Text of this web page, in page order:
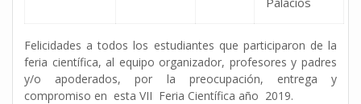
Felicidades a todos los estudiantes que participaron de la
feria científica, al equipo organizador, profesores y padres
y/o apoderados, por la preocupación, entrega y
compromiso en esta VII Feria Científica año 2019.